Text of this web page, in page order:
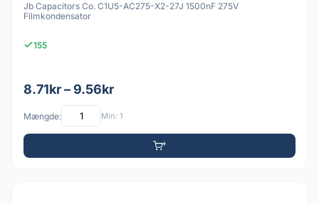
Jb Capacitors Co. C1U5-AC275-X2-27J 1500nF 275V
Filmkondensator
155
8.71kr – 9.56kr
Mængde: Min: 1